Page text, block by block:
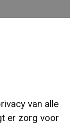
van alle
er zorg voor